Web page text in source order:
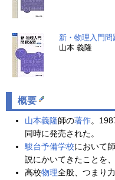
新・物理入門
山本 義隆
概要
山本義隆師の著作。
同時に発売された。
駿台予備学校において
説にかいてきたことを
高校物理全般、つまり